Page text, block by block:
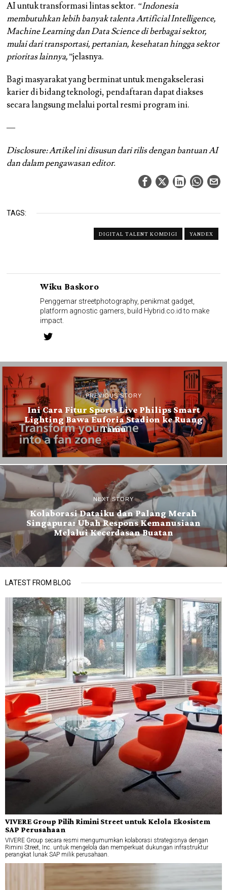
AI untuk transformasi lintas sektor. “Indonesia
membutuhkan lebih banyak talenta Artificial Intelligence,
Machine Learning dan Data Science di berbagai sektor,
mulai dari transportasi, pertanian, kesehatan hingga sektor
prioritas lainnya,”jelasnya.
Bagi masyarakat yang berminat untuk mengakselerasi
karier di bidang teknologi, pendaftaran dapat diakses
secara langsung melalui portal resmi program ini.
—
Disclosure: Artikel ini disusun dari rilis dengan bantuan AI
dan dalam pengawasan editor.
TAGS:
DIGITAL TALENT KOMDIGI YANDEX
Wiku Baskoro
Penggemar streetphotography, penikmat gadget,
platform agnostic gamers, build Hybrid.co.id to make
impact.
PREVIOUS STORY
Ini Cara Fitur Sports Live Philips Smart
Lighting Bawa Euforia Stadion ke Ruang
Tamu
NEXT STORY
Kolaborasi Dataiku dan Palang Merah
Singapura: Ubah Respons Kemanusiaan
Melalui Kecerdasan Buatan
LATEST FROM BLOG
VIVERE Group Pilih Rimini Street untuk Kelola Ekosistem
SAP Perusahaan
VIVERE Group secara resmi mengumumkan kolaborasi strategisnya dengan
Rimini Street, Inc. untuk mengelola dan memperkuat dukungan infrastruktur
perangkat lunak SAP milik perusahaan.